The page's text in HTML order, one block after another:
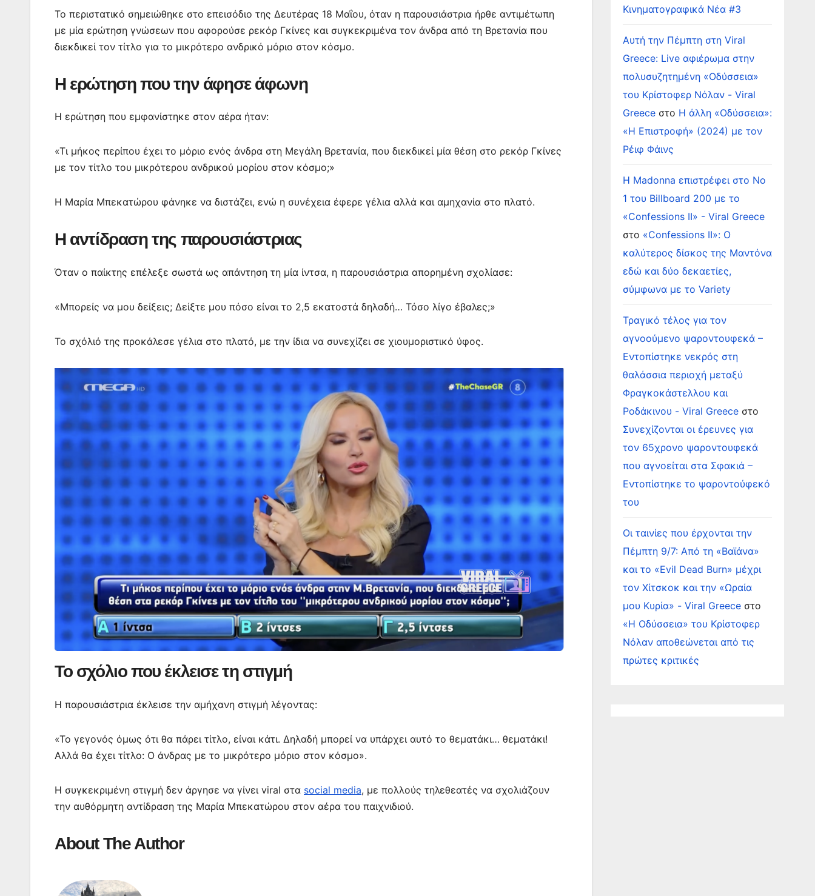
Το περιστατικό σημειώθηκε στο επεισόδιο της Δευτέρας 18 Μαΐου, όταν η παρουσιάστρια ήρθε αντιμέτωπη
με μία ερώτηση γνώσεων που αφορούσε ρεκόρ Γκίνες και συγκεκριμένα τον άνδρα από τη Βρετανία που
διεκδικεί τον τίτλο για το μικρότερο ανδρικό μόριο στον κόσμο.
Η ερώτηση που την άφησε άφωνη
Η ερώτηση που εμφανίστηκε στον αέρα ήταν:
«Τι μήκος περίπου έχει το μόριο ενός άνδρα στη Μεγάλη Βρετανία, που διεκδικεί μία θέση στο ρεκόρ Γκίνες
με τον τίτλο του μικρότερου ανδρικού μορίου στον κόσμο;»
Η Μαρία Μπεκατώρου φάνηκε να διστάζει, ενώ η συνέχεια έφερε γέλια αλλά και αμηχανία στο πλατό.
Η αντίδραση της παρουσιάστριας
Όταν ο παίκτης επέλεξε σωστά ως απάντηση τη μία ίντσα, η παρουσιάστρια απορημένη σχολίασε:
«Μπορείς να μου δείξεις; Δείξτε μου πόσο είναι το 2,5 εκατοστά δηλαδή… Τόσο λίγο έβαλες;»
Το σχόλιό της προκάλεσε γέλια στο πλατό, με την ίδια να συνεχίζει σε χιουμοριστικό ύφος.
Το σχόλιο που έκλεισε τη στιγμή
Η παρουσιάστρια έκλεισε την αμήχανη στιγμή λέγοντας:
«Το γεγονός όμως ότι θα πάρει τίτλο, είναι κάτι. Δηλαδή μπορεί να υπάρχει αυτό το θεματάκι… θεματάκι!
Αλλά θα έχει τίτλο: Ο άνδρας με το μικρότερο μόριο στον κόσμο».
Η συγκεκριμένη στιγμή δεν άργησε να γίνει viral στα social media, με πολλούς τηλεθεατές να σχολιάζουν
την αυθόρμητη αντίδραση της Μαρία Μπεκατώρου στον αέρα του παιχνιδιού.
About The Author
Κινηματογραφικά Νέα #3
Αυτή την Πέμπτη στη Viral
Greece: Live αφιέρωμα στην
πολυσυζητημένη «Οδύσσεια»
του Κρίστοφερ Νόλαν - Viral
Greeceστο Η άλλη «Οδύσσεια»:
«Η Επιστροφή» (2024) με τον
Ρέιφ Φάινς
Η Madonna επιστρέφει στο Νο
1 του Billboard 200 με το
«Confessions II» - Viral Greece
στο «Confessions II»: Ο
καλύτερος δίσκος της Μαντόνα
εδώ και δύο δεκαετίες,
σύμφωνα με το Variety
Τραγικό τέλος για τον
αγνοούμενο ψαροντουφεκά –
Εντοπίστηκε νεκρός στη
θαλάσσια περιοχή μεταξύ
Φραγκοκάστελλου και
Ροδάκινου - Viral Greeceστο
Συνεχίζονται οι έρευνες για
τον 65χρονο ψαροντουφεκά
που αγνοείται στα Σφακιά –
Εντοπίστηκε το ψαροντούφεκό
του
Οι ταινίες που έρχονται την
Πέμπτη 9/7: Από τη «Βαϊάνα»
και το «Evil Dead Burn» μέχρι
τον Χίτσκοκ και την «Ωραία
μου Κυρία» - Viral Greeceστο
«Η Οδύσσεια» του Κρίστοφερ
Νόλαν αποθεώνεται από τις
πρώτες κριτικές